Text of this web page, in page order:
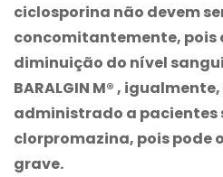
ciclosporina não devem
concomitantemente, pois
diminuição do nível
BARALGIN M®, igualmente,
administrado a
clorpromazina, pois pode
grave.